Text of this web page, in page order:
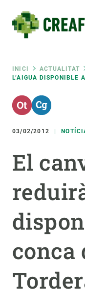
contingut
Fil
INICI ACTUALITAT
L’AIGUA DISPONIBLE
03/02/2012
El
conca
RRSS
INTRANET
menu
CIÈNCIA EN ACCIÓ
UNEIX-TE A NOSALTRES